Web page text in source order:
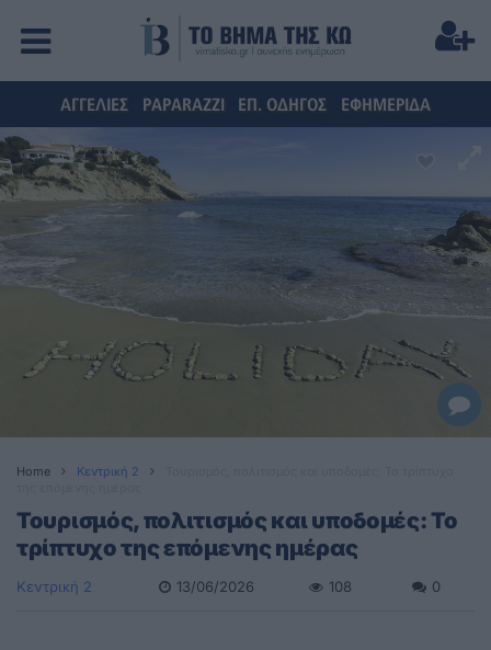
ΑΓΓΕΛΙΕΣ PAPARAZZI ΕΠ. ΟΔΗΓΟΣ ΕΦΗΜΕΡΙΔΑ
Home Κεντρική 2
Τουρισμός, πολιτισμός και υποδομές: Το
τρίπτυχο της επόμενης ημέρας
Κεντρική 2 13/06/2026 108 0